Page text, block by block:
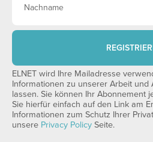
ELNET wird Ihre Mailadresse
Informationen zu unserer Arbeit und
lassen. Sie können Ihr Abonnement
Sie hierfür einfach auf den Link am
Informationen zum Schutz Ihrer
unsere Privacy Policy Seite.